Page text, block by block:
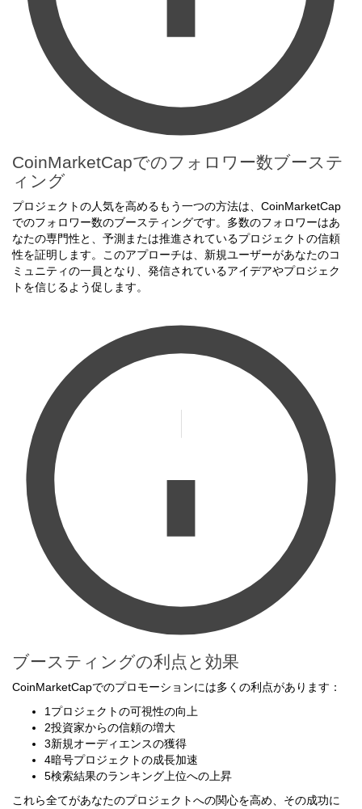
CoinMarketCapでのフォロワー数ブーステ
ィング
プロジェクトの人気を高めるもう一つの方法は、CoinMarketCap
でのフォロワー数のブースティングです。多数のフォロワーはあ
なたの専門性と、予測または推進されているプロジェクトの信頼
性を証明します。このアプローチは、新規ユーザーがあなたのコ
ミュニティの一員となり、発信されているアイデアやプロジェク
トを信じるよう促します。
ブースティングの利点と効果
CoinMarketCapでのプロモーションには多くの利点があります：
1 プロジェクトの可視性の向上
2投資家からの信頼の増大
3新規オーディエンスの獲得
4暗号プロジェクトの成長加速
5検索結果のランキング上位への上昇
これら全てがあなたのプロジェクトへの関心を高め、その成功に